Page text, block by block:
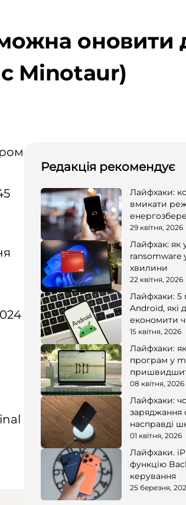
оновити
Minotaur)
Редакція рекомендує
Лайфхаки:
вмикати
29 квітня, 2026
Лайфхак: як
ransomware
хвилини
22 квітня, 2026
Лайфхаки: 5
Android, які
економити
15 квітня, 2026
Лайфхаки:
програм у
08 квітня, 2026
Лайфхаки:
заряджання
насправді
01 квітня, 2026
Лайфхаки.
функцію
керування
25 березня,